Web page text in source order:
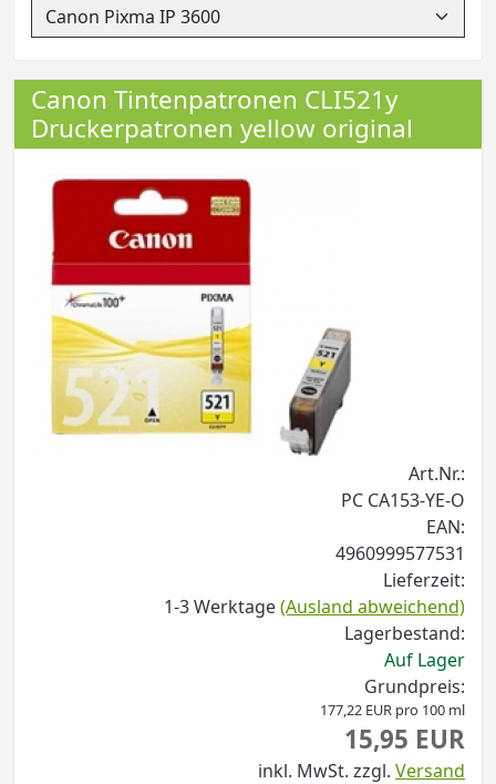
Canon Tintenpatronen CLI521y
Druckerpatronen yellow original
Art.Nr.:
PC CA153-YE-O
EAN:
4960999577531
Lieferzeit:
1-3 Werktage(Ausland abweichend)
Lagerbestand:
Auf Lager
Grundpreis:
177,22 EUR pro 100 ml
15,95 EUR
inkl. MwSt. zzgl. Versand